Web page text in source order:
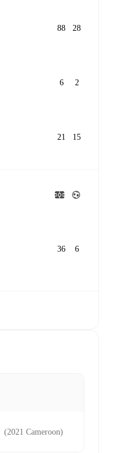
88 28
6 2
21 15
36 6
(2021 Cameroon)